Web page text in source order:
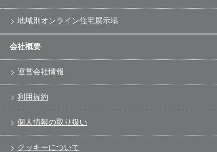
地域別オンライン住宅展示場
会社概要
運営会社情報
利用規約
個人情報の取り扱い
クッキーについて